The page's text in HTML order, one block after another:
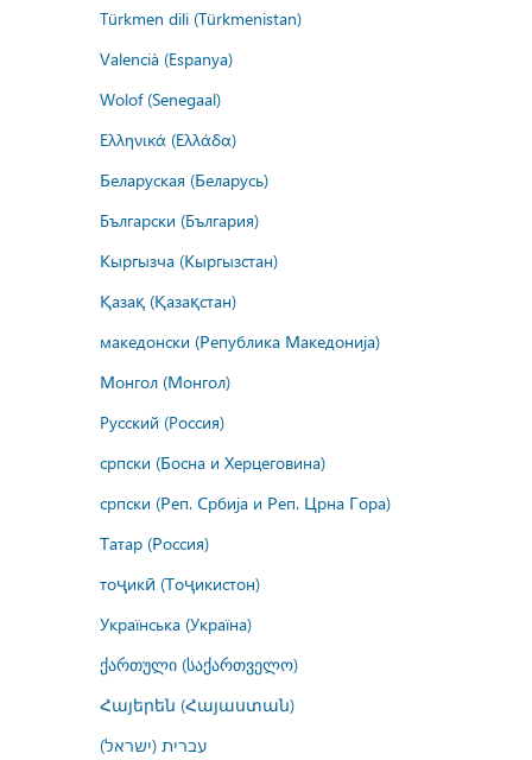
Türkmen dili (Türkmenistan)
Valencià (Espanya)
Wolof (Senegaal)
Ελληνικά (Ελλάδα)
Беларуская (Беларусь)
Български (България)
Кыргызча (Кыргызстан)
Қазақ (Қазақстан)
македонски (Република Македонија)
Монгол (Монгол)
Русский (Россия)
српски (Босна и Херцеговина)
српски (Реп. Србија и Реп. Црна Гора)
Татар (Россия)
тоҷикӣ (Тоҷикистон)
Українська (Україна)
ქართული (საქართველო)
Հայերեն (Հայաստան)
עברית (ישראל)